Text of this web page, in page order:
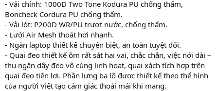
- Vải chính: 1000D Two Tone Kodura PU chống thấm,
Boncheck Cordura PU chống thấm.
- Vải lót: P200D WR/PU trượt nước, chống thấm.
- Lưới Air Mesh thoát hơi nhanh.
- Ngăn laptop thiết kế chuyên biệt, an toàn tuyệt đối.
- Quai đeo thiết kế ôm rất sát hai vai, chắc chắn, việc nới dài –
thu ngắn dây đeo vô cùng linh hoạt, quai xách tích hợp trên
quai đeo tiện lợi. Phần lưng ba lô được thiết kế theo thể hình
của người Việt tạo cảm giác thoải mái khi mang.